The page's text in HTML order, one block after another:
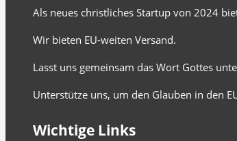
Als neues christliches Startup von 2024
Wir bieten EU-weiten Versand.
Lasst uns gemeinsam das Wort Gottes
Unterstütze uns, um den Glauben in den
Wichtige Links